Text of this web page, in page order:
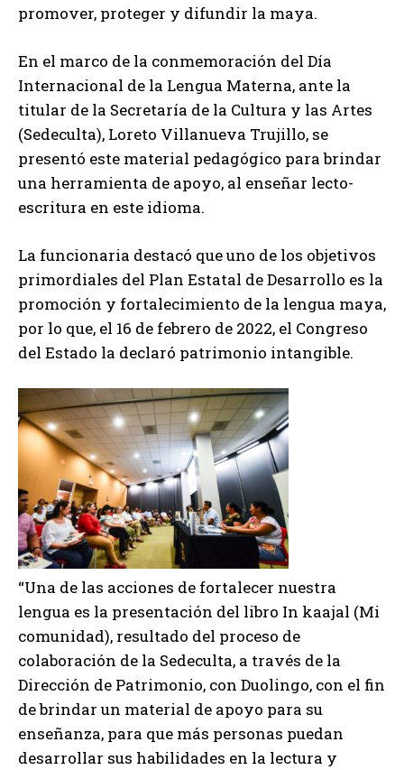
promover, proteger y difundir la maya.
En el marco de la conmemoración del Día
Internacional de la Lengua Materna, ante la
titular de la Secretaría de la Cultura y las Artes
(Sedeculta), Loreto Villanueva Trujillo, se
presentó este material pedagógico para brindar
una herramienta de apoyo, al enseñar lecto-
escritura en este idioma.
La funcionaria destacó que uno de los objetivos
primordiales del Plan Estatal de Desarrollo es la
promoción y fortalecimiento de la lengua maya,
por lo que, el 16 de febrero de 2022, el Congreso
del Estado la declaró patrimonio intangible.
“Una de las acciones de fortalecer nuestra
lengua es la presentación del libro In kaajal (Mi
comunidad), resultado del proceso de
colaboración de la Sedeculta, a través de la
Dirección de Patrimonio, con Duolingo, con el fin
de brindar un material de apoyo para su
enseñanza, para que más personas puedan
desarrollar sus habilidades en la lectura y